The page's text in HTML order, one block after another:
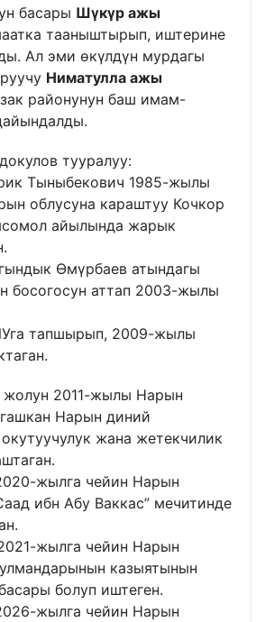
басары Шүкүр ажы
тааныштырып, иштерине
Ал эми өкүлдүн мурдагы
Ниматулла ажы
районунун баш имам-
тууралуу:
Тыныбекович 1985-жылы
облусуна караштуу Кочкор
айылында жарык
Өмүрбаев атындагы
босогосун аттап 2003-жылы
тапшырып, 2009-жылы
жолун 2011-жылы Нарын
Нарын диний
жана жетекчилик
жылга чейин Нарын
ибн Абу Ваккас” мечитинде
жылга чейин Нарын
казыятынын
болуп иштеген.
жылга чейин Нарын